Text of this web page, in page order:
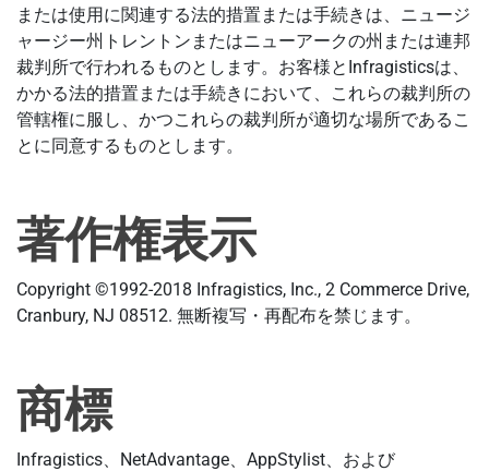
または使用に関連する法的措置または手続きは、ニュージ
ャージー州トレントンまたはニューアークの州または連邦
裁判所で行われるものとします。お客様とInfragisticsは、
かかる法的措置または手続きにおいて、これらの裁判所の
管轄権に服し、かつこれらの裁判所が適切な場所であるこ
とに同意するものとします。
著作権表示
Copyright ©1992-2018 Infragistics, Inc., 2 Commerce Drive,
Cranbury, NJ 08512. 無断複写・再配布を禁じます。
商標
Infragistics、NetAdvantage、AppStylist、および